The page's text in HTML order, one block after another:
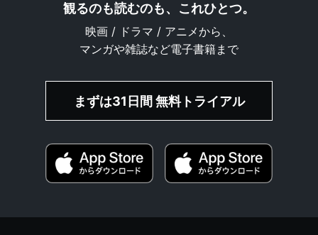
観るのも読むのも、これひとつ。
映画 / ドラマ / アニメから、
マンガや雑誌など電子書籍まで
まずは31日間 無料トライアル